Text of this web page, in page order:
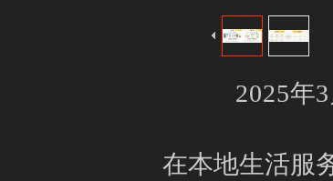
2025年
在本地生活服